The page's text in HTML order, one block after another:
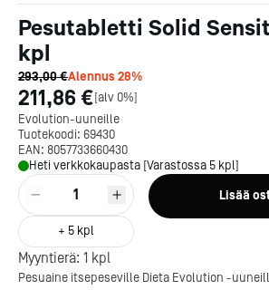
Pesutabletti Solid
kpl
293,00 €Alennus28%
211,86 €[alv 0%]
Evolution-uuneille
Tuotekoodi: 69430
EAN: 8057733660430
Heti verkkokaupasta [Varastossa 5 kpl]
1
+ 5 kpl
Lisää
Myyntierä: 1 kpl
Pesuaine itsepeseville Dieta Evolution -